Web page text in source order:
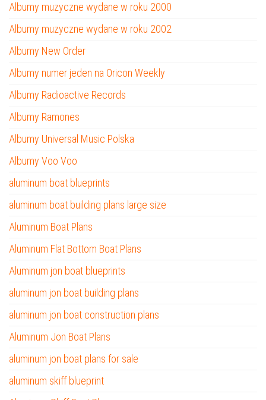
Albumy muzyczne wydane w roku 2000
Albumy muzyczne wydane w roku 2002
Albumy New Order
Albumy numer jeden na Oricon Weekly
Albumy Radioactive Records
Albumy Ramones
Albumy Universal Music Polska
Albumy Voo Voo
aluminum boat blueprints
aluminum boat building plans large size
Aluminum Boat Plans
Aluminum Flat Bottom Boat Plans
Aluminum jon boat blueprints
aluminum jon boat building plans
aluminum jon boat construction plans
Aluminum Jon Boat Plans
aluminum jon boat plans for sale
aluminum skiff blueprint